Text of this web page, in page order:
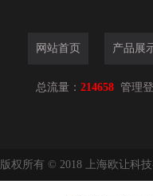
网站首页 产品展
总流量： 214658 管理
版权所有 © 2018 上海欧让科